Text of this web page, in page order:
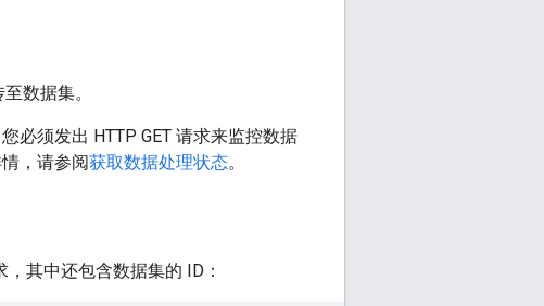
数据集。
必须发出 HTTP GET 请求来监控数据
，请参阅获取数据处理状态。
，其中还包含数据集的 ID：